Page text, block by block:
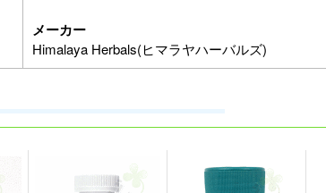
メーカー
Himalaya Herbals(ヒマラヤハーバルズ)